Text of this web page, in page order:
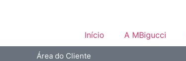
Início A MBigucci
Área do Cliente